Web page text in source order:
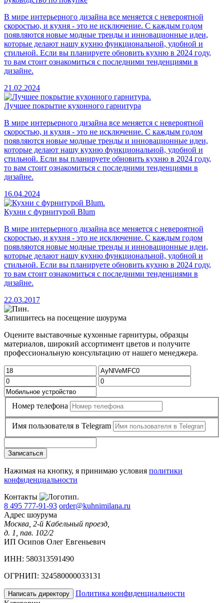
В мире интерьерного дизайна все меняется с невероятной
скоростью, и кухня - это не исключение. С каждым годом
появляются новые модные тренды и инновационные идеи,
которые делают нашу кухню функциональной, удобной и
стильной. Если вы планируете обновить кухню в 2024 году,
то вам стоит ознакомиться с последними тенденциями в
дизайне.
21.02.2024
Лучшее покрытие кухонного гарнитура
В мире интерьерного дизайна все меняется с невероятной
скоростью, и кухня - это не исключение. С каждым годом
появляются новые модные тренды и инновационные идеи,
которые делают нашу кухню функциональной, удобной и
стильной. Если вы планируете обновить кухню в 2024 году,
то вам стоит ознакомиться с последними тенденциями в
дизайне.
16.04.2024
Кухни с фурнитурой Blum
В мире интерьерного дизайна все меняется с невероятной
скоростью, и кухня - это не исключение. С каждым годом
появляются новые модные тренды и инновационные идеи,
которые делают нашу кухню функциональной, удобной и
стильной. Если вы планируете обновить кухню в 2024 году,
то вам стоит ознакомиться с последними тенденциями в
дизайне.
22.03.2017
Запишитесь на посещение шоурума
Оцените выставочные кухонные гарнитуры, образцы
материалов, широкий ассортимент цветов и получите
профессиональную консультацию от нашего менеджера.
Номер телефона
Имя пользователя в Telegram
Записаться
Нажимая на кнопку, я принимаю условия политики
конфиденциальности
Контакты
8 495 777-91-93 order@kuhnimilana.ru
Адрес шоурума
Москва, 2-й Кабельный проезд,
д. 1, пав. 102/2
ИП Осипов Олег Евгеньевич
ИНН: 580313591490
ОГРНИП: 324580000033131
Написать директору
Политика конфиденциальности